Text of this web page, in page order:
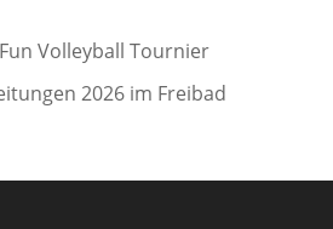
Volleyball Tournier
2026 im Freibad